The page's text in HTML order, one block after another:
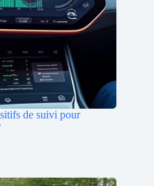
de suivi pour